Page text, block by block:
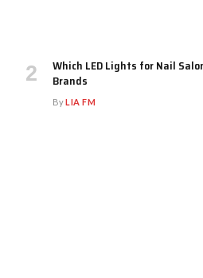
Which LED Lights for Nail
Brands
ByLIA FM